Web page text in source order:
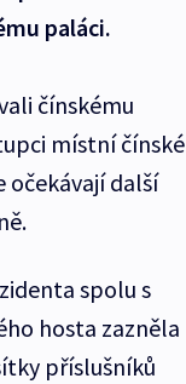
paláci.
čínskému
místní čínské
očekávají další
spolu s
hosta zazněla
příslušníků